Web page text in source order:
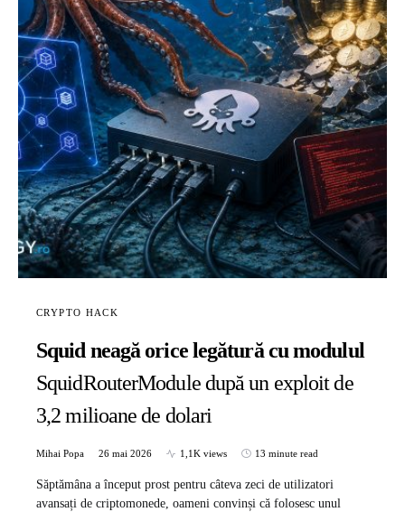
CRYPTO HACK
Squid neagă orice legătură cu modulul
SquidRouterModule după un exploit de
3,2 milioane de dolari
Mihai Popa 26 mai 2026 1,1K views 13 minute read
Săptămâna a început prost pentru câteva zeci de utilizatori
avansați de criptomonede, oameni convinși că folosesc unul